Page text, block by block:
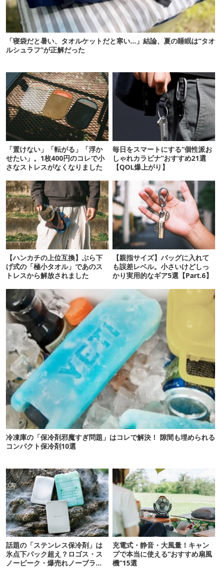
「寝袋だと暑い、タオルケットだと寒い…」結論、夏の睡眠は“タオ
ルシュラフ”が正解だった
「置けない」「転がる」「浮か
せたい」。1枚400円のコレで小
さなストレスがなくなりました
毎日をスマートにする“個性派お
しゃれカラビナ”おすすめ21選
【QOL爆上がり】
【ハンカチの上位互換】ぶら下
げ式の「極小タオル」であのス
トレスから解放されました
【親指サイズ】バッグに入れて
も誤差レベル。小さいけどしっ
かり実用的なギア5選【Part.6】
冷凍庫の「保冷剤邪魔すぎ問題」はコレで解決！ 隙間も埋められる
コンパクト保冷剤10選
話題の「ステンレス保冷剤」は
氷点下パック超え？ロゴス・ス
ノーピーク・爆売れノーブラン
充電式・静音・大風量！キャン
プで本当に使える“おすすめ扇風
機”15選